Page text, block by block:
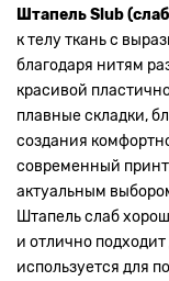
Штапель Slub
к телу ткань с
благодаря нитям
красивой
плавные складки,
создания
современный
актуальным
Штапель слаб
и отлично
используется для